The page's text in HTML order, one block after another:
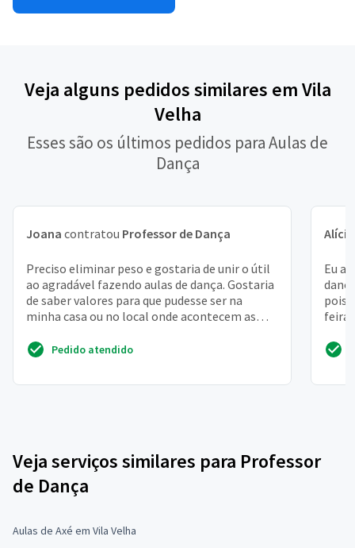
Veja alguns pedidos similares em Vila
Velha
Esses são os últimos pedidos para Aulas de
Dança
Joana contratou Professor de Dança
Preciso eliminar peso e gostaria de unir o útil
ao agradável fazendo aulas de dança. Gostaria
de saber valores para que pudesse ser na
minha casa ou no local onde acontecem as
Pedido atendido
Alícia
Eu
pois
Veja serviços similares para Professor
de Dança
Aulas de Axé em Vila Velha